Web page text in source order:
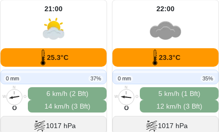
21:00
25.3°C
0 mm 37%
N
O
S
W
O
6 km/h (2 Bft)
14 km/h (3 Bft)
1017 hPa
22:00
23.3°C
0 mm 35%
N
O
S
W
O
5 km/h (1 Bft)
12 km/h (3 Bft)
1017 hPa